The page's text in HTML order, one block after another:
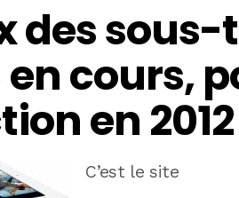
des
en cours,
en 2012
C’est le site